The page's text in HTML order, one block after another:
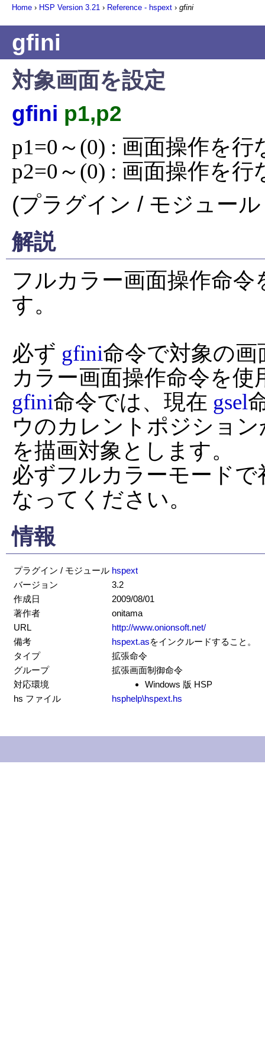
Home › HSP Version 3.21 › Reference - hspext › gfini
gfini
対象画面を設定
gfini p1,p2
p1=0～(0) : 画面操作を
p2=0～(0) : 画面操作を
(プラグイン / モジュー
解説
フルカラー画面操作命
す。
必ず gfini命令で対象の
gfini命令では、現在 gsel
ウのカレントポジショ
を描画対象とします。
必ずフルカラーモード
なってください。
情報
プラグイン / モジュール hspext
バージョン
3.2
作成日
2009/08/01
著作者
onitama
URL
http://www.onionsoft.net/
備考
hspext.asをインクルードすること。
タイプ
拡張命令
グループ
拡張画面制御命令
対応環境
Windows 版 HSP
hs ファイル
hsphelp\hspext.hs